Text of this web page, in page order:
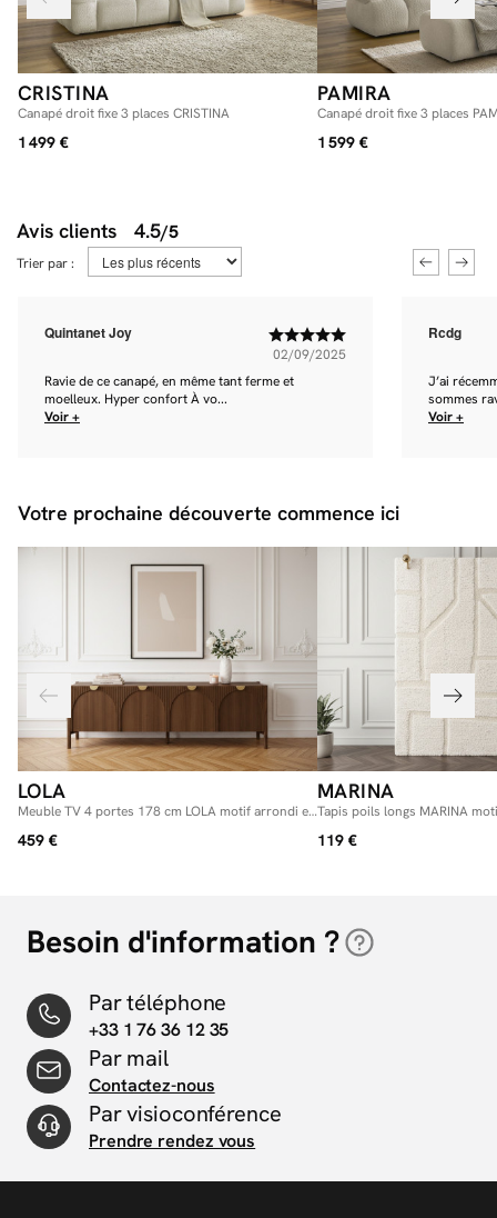
CRISTINA
Canapé droit fixe 3 places CRISTINA
1 499 €
PAMIRA
Canapé droit fixe 3 places
1 599 €
Avis clients 4.5/5
Trier par :
Quintanet Joy
02/09/2025
Ravie de ce canapé, en même tant ferme et
moelleux. Hyper confort À vo...
Voir +
Rcdg
J’ai
sommes
Voir +
Votre prochaine découverte commence ici
LOLA
Meuble TV 4 portes 178 cm LOLA motif arrondi et
459 €
MARINA
Tapis poils longs MARINA
119 €
Besoin d'information ?
Par téléphone
+33 1 76 36 12 35
Par mail
Contactez-nous
Par visioconférence
Prendre rendez vous